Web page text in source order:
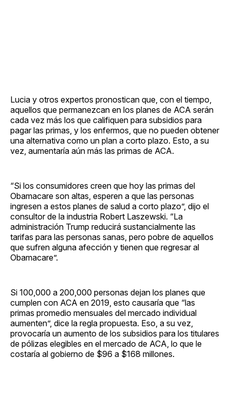
Lucia y otros expertos pronostican que, con el tiempo,
aquellos que permanezcan en los planes de ACA serán
cada vez más los que califiquen para subsidios para
pagar las primas, y los enfermos, que no pueden obtener
una alternativa como un plan a corto plazo. Esto, a su
vez, aumentaría aún más las primas de ACA.
“Si los consumidores creen que hoy las primas del
Obamacare son altas, esperen a que las personas
ingresen a estos planes de salud a corto plazo”, dijo el
consultor de la industria Robert Laszewski. “La
administración Trump reducirá sustancialmente las
tarifas para las personas sanas, pero pobre de aquellos
que sufren alguna afección y tienen que regresar al
Obamacare”.
Si 100,000 a 200,000 personas dejan los planes que
cumplen con ACA en 2019, esto causaría que “las
primas promedio mensuales del mercado individual
aumenten”, dice la regla propuesta. Eso, a su vez,
provocaría un aumento de los subsidios para los titulares
de pólizas elegibles en el mercado de ACA, lo que le
costaría al gobierno de $96 a $168 millones.